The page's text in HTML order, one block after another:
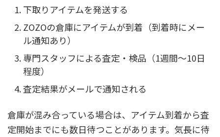
下取りアイテムを発送する
ZOZOの倉庫にアイテムが到着（到着時にメー
ル通知あり）
専門スタッフによる査定・検品（1週間〜10日
程度）
査定結果がメールで通知される
倉庫が混み合っている場合は、アイテム到着から査
定開始までにも数日待つことがあります。気長に待